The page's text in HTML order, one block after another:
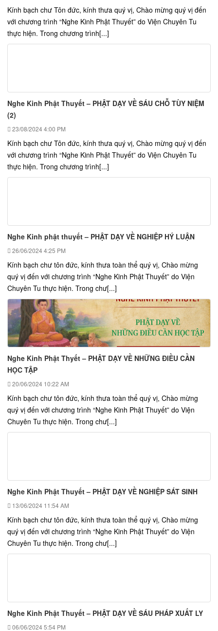
Kính bạch chư Tôn đức, kính thưa quý vị, Chào mừng quý vị đến
với chương trình “Nghe Kinh Phật Thuyết” do Viện Chuyên Tu
thực hiện. Trong chương trình[...]
Nghe Kinh Phật Thuyết – PHẬT DẠY VỀ SÁU CHỖ TÙY NIỆM
(2)
23/08/20244:00 PM
Kính bạch chư Tôn đức, kính thưa quý vị, Chào mừng quý vị đến
với chương trình “Nghe Kinh Phật Thuyết” do Viện Chuyên Tu
thực hiện. Trong chương trình[...]
Nghe Kinh phật thuyết – PHẬT DẠY VỀ NGHIỆP HÝ LUẬN
26/06/20244:25 PM
Kính bạch chư tôn đức, kính thưa toàn thể quý vị, Chào mừng
quý vị đến với chương trình “Nghe Kinh Phật Thuyết” do Viện
Chuyên Tu thực hiện. Trong chư[...]
Nghe Kinh Phật Thyết – PHẬT DẠY VỀ NHỮNG ĐIỀU CẦN
HỌC TẬP
20/06/2024 10:22 AM
Kính bạch chư tôn đức, kính thưa toàn thể quý vị, Chào mừng
quý vị đến với chương trình “Nghe Kinh Phật Thuyết” do Viện
Chuyên Tu thực hiện. Trong chư[...]
Nghe Kinh Phật Thuyết – PHẬT DẠY VỀ NGHIỆP SÁT SINH
13/06/2024 11:54 AM
Kính bạch chư tôn đức, kính thưa toàn thể quý vị, Chào mừng
quý vị đến với chương trình “Nghe Kinh Phật Thuyết” do Viện
Chuyên Tu thực hiện. Trong chư[...]
Nghe Kinh Phật Thuyết – PHẬT DẠY VỀ SÁU PHÁP XUẤT LY
06/06/20245:54 PM